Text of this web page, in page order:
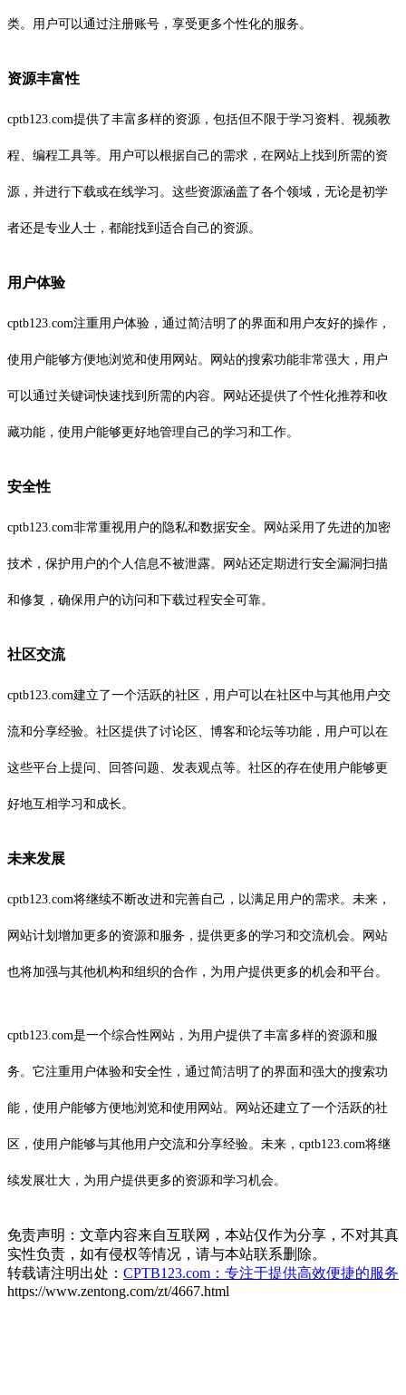
类。用户可以通过注册账号，享受更多个性化的服务。
资源丰富性
cptb123.com提供了丰富多样的资源，包括但不限于学习资料、视频教
程、编程工具等。用户可以根据自己的需求，在网站上找到所需的资
源，并进行下载或在线学习。这些资源涵盖了各个领域，无论是初学
者还是专业人士，都能找到适合自己的资源。
用户体验
cptb123.com注重用户体验，通过简洁明了的界面和用户友好的操作，
使用户能够方便地浏览和使用网站。网站的搜索功能非常强大，用户
可以通过关键词快速找到所需的内容。网站还提供了个性化推荐和收
藏功能，使用户能够更好地管理自己的学习和工作。
安全性
cptb123.com非常重视用户的隐私和数据安全。网站采用了先进的加密
技术，保护用户的个人信息不被泄露。网站还定期进行安全漏洞扫描
和修复，确保用户的访问和下载过程安全可靠。
社区交流
cptb123.com建立了一个活跃的社区，用户可以在社区中与其他用户交
流和分享经验。社区提供了讨论区、博客和论坛等功能，用户可以在
这些平台上提问、回答问题、发表观点等。社区的存在使用户能够更
好地互相学习和成长。
未来发展
cptb123.com将继续不断改进和完善自己，以满足用户的需求。未来，
网站计划增加更多的资源和服务，提供更多的学习和交流机会。网站
也将加强与其他机构和组织的合作，为用户提供更多的机会和平台。
cptb123.com是一个综合性网站，为用户提供了丰富多样的资源和服
务。它注重用户体验和安全性，通过简洁明了的界面和强大的搜索功
能，使用户能够方便地浏览和使用网站。网站还建立了一个活跃的社
区，使用户能够与其他用户交流和分享经验。未来，cptb123.com将继
续发展壮大，为用户提供更多的资源和学习机会。
免责声明：文章内容来自互联网，本站仅作为分享，不对其真
实性负责，如有侵权等情况，请与本站联系删除。
转载请注明出处： CPTB123.com：专注于提供高效便捷的服务
https://www.zentong.com/zt/4667.html